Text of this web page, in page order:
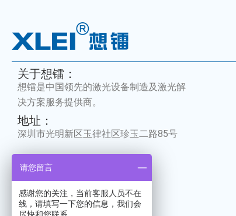
关于想镭：
想镭是中国领先的激光设备制造及激光解
决方案服务提供商。
地址：
深圳市光明新区玉律社区珍玉二路85号
请您留言
感谢您的关注，当前客服人员不在
线，请填写一下您的信息，我们会